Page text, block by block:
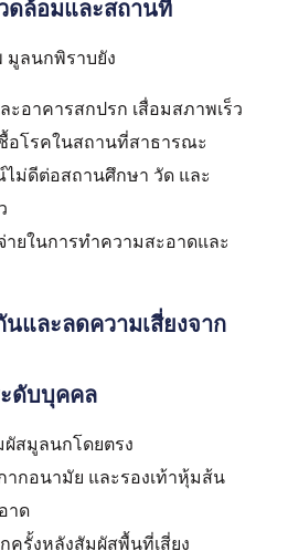
ดล้อมและสถานที่
ลนกพิราบยัง
อาคารสกปรก เสื่อมสภาพเร็ว
ชื้อโรคในสถานที่สาธารณะ
ม่ดีต่อสถานศึกษา วัด และ
ายในการทำความสะอาดและ
และลดความเสี่ยงจาก
ดับบุคคล
ผัสมูลนกโดยตรง
กอนามัย และรองเท้าหุ้มส้น
าด
ครั้งหลังสัมผัสพื้นที่เสี่ยง